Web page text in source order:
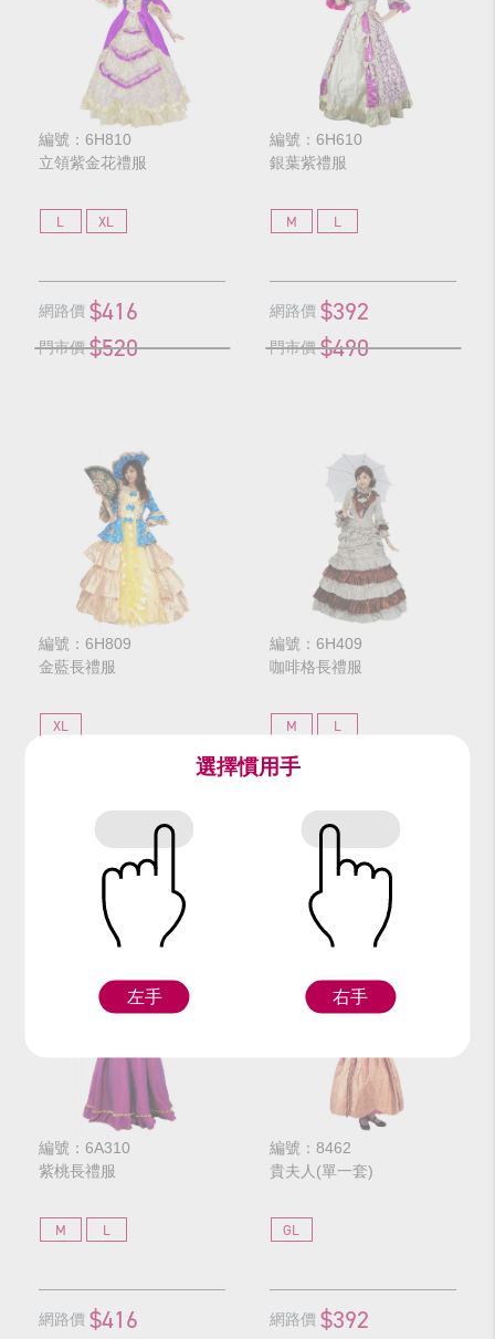
編號：6H810
立領紫金花禮服
L XL
網路價 $416
門市價 $520
編號：6H610
銀葉紫禮服
M L
網路價 $392
門市價 $490
編號：6H809
金藍長禮服
XL
$472
$590
編號：6H409
咖啡格長禮服
M L
網路價 $472
門市價 $590
編號：6A310
紫桃長禮服
M L
網路價 $416
編號：8462
貴夫人(單一套)
GL
網路價 $392
選擇慣用手
左手 右手